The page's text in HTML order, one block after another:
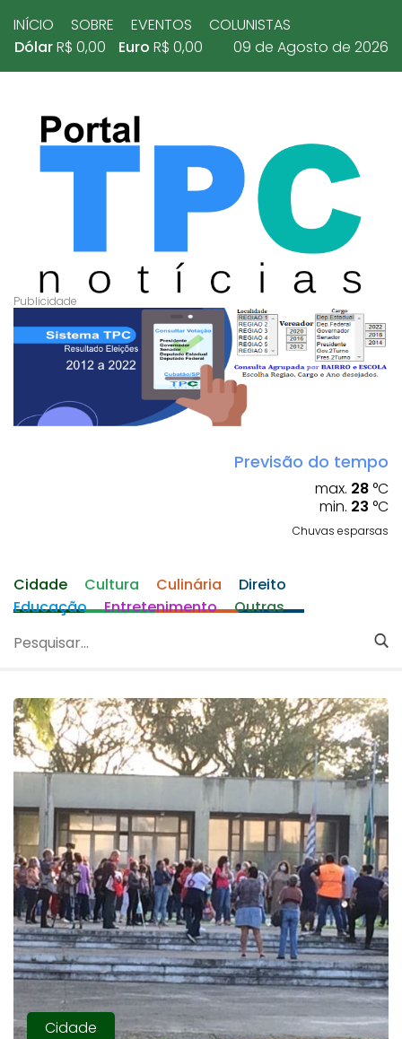
INÍCIO SOBRE EVENTOS
COLUNISTAS
DólarR$ 0,00 Euro R$ 0,00 09 de Agosto de 2026
Previsão do tempo
max. 28 °C
min. 23 °C
Chuvas esparsas
Cidade Cultura Culinária
Direito
Educação
Entretenimento Outras
Cidade